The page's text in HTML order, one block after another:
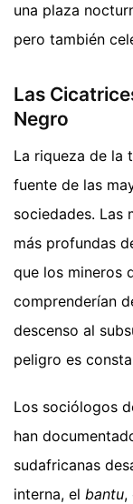
una plaza
pero también
Las
Negro
La riqueza de la
fuente de las
sociedades. Las
más profundas
que los mineros
comprenderían
descenso al
peligro es
Los sociólogos
han
sudafricanas
interna, el bantu,